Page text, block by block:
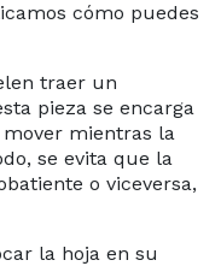
cómo puedes
traer un
pieza se encarga
mientras la
se evita que la
o viceversa,
la hoja en su